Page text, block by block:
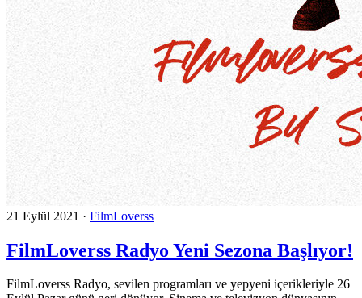
21 Eylül 2021 · FilmLoverss
FilmLoverss Radyo Yeni Sezona Başlıyor!
FilmLoverss Radyo, sevilen programları ve yepyeni içerikleriyle 26